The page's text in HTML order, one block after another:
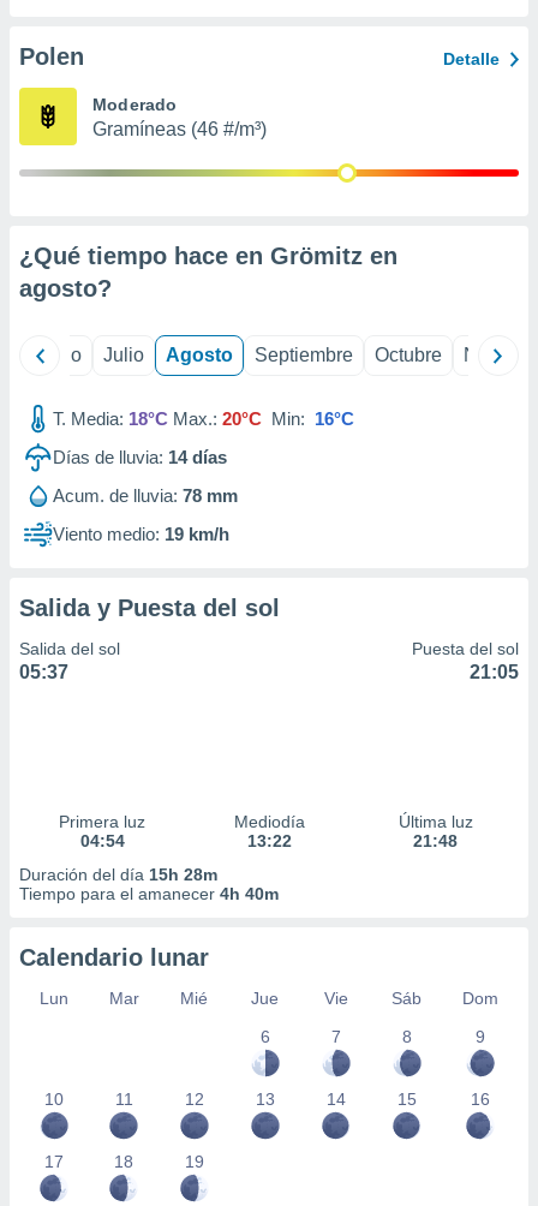
e
mediante
publicidad
publicidad
de
Polen Detalle
Moderado
Gramíneas (46 #/m³)
¿Qué tiempo hace en Grömitz en
agosto?
Junio Julio Agosto Septiembre Octubre
T. Media: 18°C Max.: 20°C Min: 16°C
Días de lluvia: 14días
Acum. de lluvia: 78 mm
Viento medio: 19 km/h
Salida y Puesta del sol
Salida del sol
05:37
Puesta del sol
21:05
Primera luz
04:54
Mediodía
13:22
Última luz
21:48
Duración del día 15h 28m
Tiempo para el amanecer 4h 40m
Calendario lunar
Lun Mar Mié Jue Vie Sáb
Dom
6
7 8 9
10 11 12 13 14 15 16
17 18 19